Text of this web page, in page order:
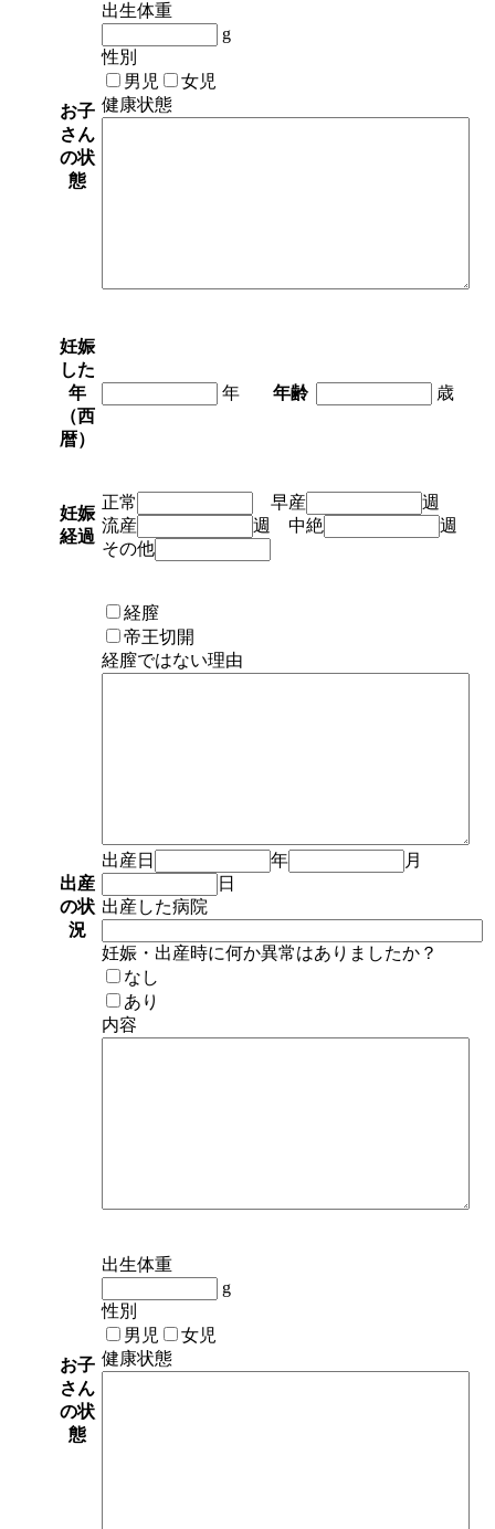
お子
さん
の状
態
出生体重
g
性別
男児
女児
健康状態
妊娠
した
年
（西
暦）
年 年齢 歳
妊娠
経過
正常 早産
週
流産
週 中絶
週
その他
出産
の状
況
経膣
帝王切開
経膣ではない理由
出産日 年
月
日
出産した病院
妊娠・出産時に何か異常はありましたか？
なし
あり
内容
お子
さん
の状
態
出生体重
g
性別
男児
女児
健康状態